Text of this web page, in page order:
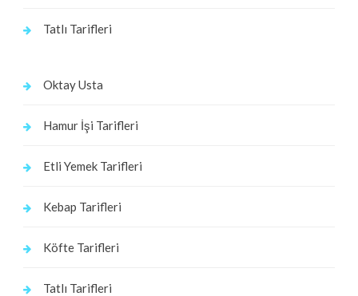
Tatlı Tarifleri
Oktay Usta
Hamur İşi Tarifleri
Etli Yemek Tarifleri
Kebap Tarifleri
Köfte Tarifleri
Tatlı Tarifleri